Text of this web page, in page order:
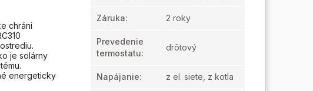
chráni
je solárny
energeticky
Záruka: 2 roky
Prevedenie
termostatu:
drôtový
Napájanie: z el. siete, z kotla